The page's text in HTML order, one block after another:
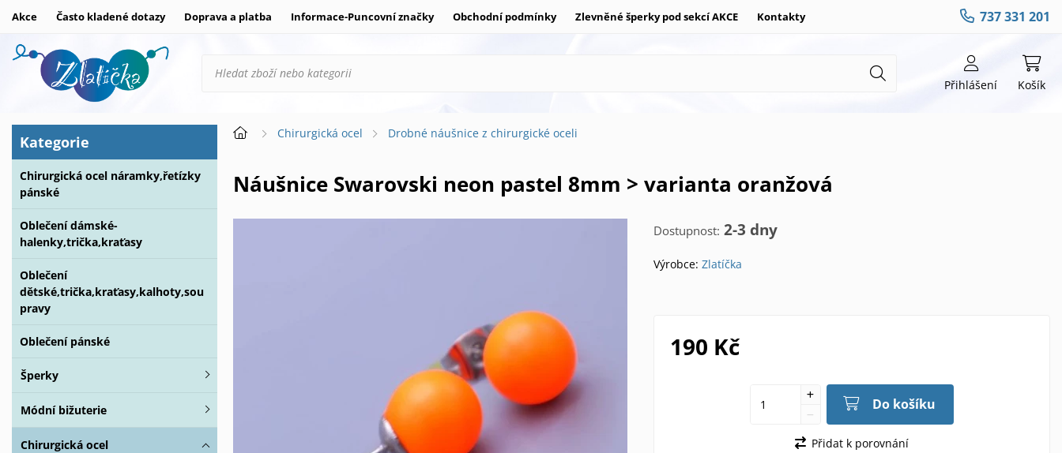
Akce Často kladené dotazy Doprava a platba Informace-Puncovní značky Obchodní podmínky Zlevněné šperky pod sekcí AKCE Kontakty 737 331 201
Přihlášení Košík
Kategorie
Chirurgická ocel náramky,řetízky
pánské
Oblečení dámské-
halenky,trička,kraťasy
Oblečení
dětské,trička,kraťasy,kalhoty,sou
pravy
Oblečení pánské
Šperky
Módní bižuterie
Chirurgická ocel
Chirurgická ocel Drobné náušnice z chirurgické oceli
Náušnice Swarovski neon pastel 8mm > varianta oranžová
Dostupnost: 2-3 dny
Výrobce: Zlatíčka
190 Kč
Do košíku
Přidat k porovnání